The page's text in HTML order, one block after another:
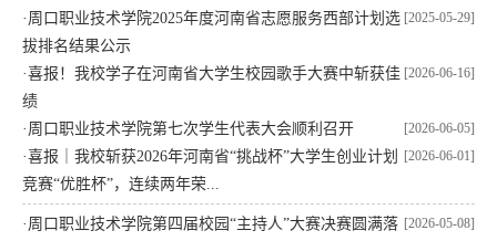
[2025-05-29]
· 周口职业技术学院2025年度河南省志愿服务西部计划选
拔排名结果公示
[2026-06-16]
·喜报！我校学子在河南省大学生校园歌手大赛中斩获佳
绩
[2026-06-05]
· 周口职业技术学院第七次学生代表大会顺利召开
[2026-06-01]
·喜报｜我校斩获2026年河南省“挑战杯”大学生创业计划
竞赛“优胜杯”，连续两年荣...
[2026-05-08]
· 周口职业技术学院第四届校园“主持人”大赛决赛圆满落